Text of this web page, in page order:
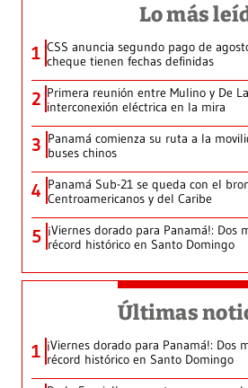
Lo más
1 CSS anuncia segundo pago de
cheque tienen fechas definidas
2 Primera reunión entre Mulino y De
interconexión eléctrica en la mira
3 Panamá comienza su ruta a la
buses chinos
4 Panamá Sub-21 se queda con el
Centroamericanos y del Caribe
5 ¡Viernes dorado para Panamá!: Dos
récord histórico en Santo Domingo
Últimas
1 ¡Viernes dorado para Panamá!: Dos
récord histórico en Santo Domingo